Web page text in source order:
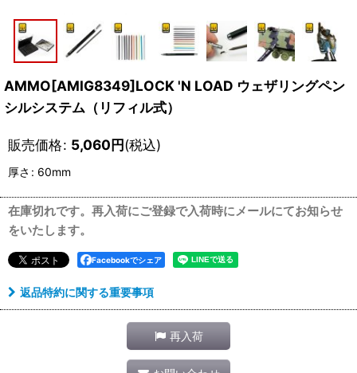
AMMO[AMIG8349]LOCK 'N LOAD ウェザリングペン
シルシステム（リフィル式）
販売価格: 5,060円(税込)
厚さ : 60mm
在庫切れです。再入荷にご登録で入荷時にメールにてお知らせ
をいたします。
Facebookでシェア
返品特約に関する重要事項
再入荷